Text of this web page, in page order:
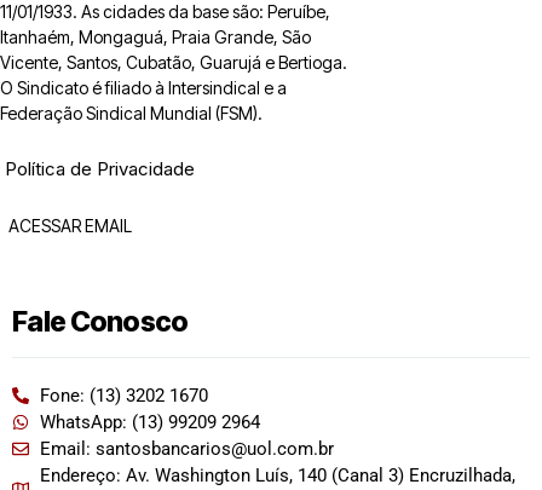
11/01/1933. As cidades da base são: Peruíbe,
Itanhaém, Mongaguá, Praia Grande, São
Vicente, Santos, Cubatão, Guarujá e Bertioga.
O Sindicato é filiado à Intersindical e a
Federação Sindical Mundial (FSM).
Política de Privacidade
ACESSAR EMAIL
Fale Conosco
Fone: (13) 3202 1670
WhatsApp: (13) 99209 2964
Email: santosbancarios@uol.com.br
Endereço: Av. Washington Luís, 140 (Canal 3) Encruzilhada,